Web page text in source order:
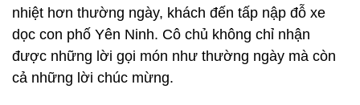
nhiệt hơn thường ngày, khách đến tấp nập đỗ xe
dọc con phố Yên Ninh. Cô chủ không chỉ nhận
được những lời gọi món như thường ngày mà còn
cả những lời chúc mừng.